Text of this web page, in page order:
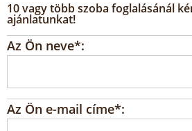
10 vagy több szoba foglalásánál
ajánlatunkat!
Az Ön neve*:
Az Ön e-mail címe*: